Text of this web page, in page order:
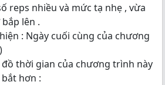
reps nhiều và mức tạ nhẹ , vừa
lên .
: Ngày cuối cùng của chương
đồ thời gian của chương trình này
hơn :